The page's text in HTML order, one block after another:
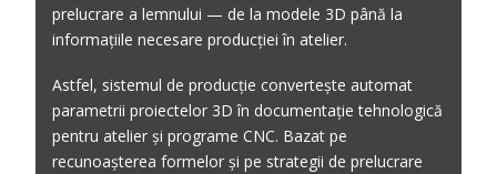
prelucrare a lemnului — de la modele 3D până la
informațiile necesare producției în atelier.
Astfel, sistemul de producție convertește automat
parametrii proiectelor 3D în documentație tehnologică
pentru atelier și programe CNC. Bazat pe
recunoașterea formelor și pe strategii de prelucrare